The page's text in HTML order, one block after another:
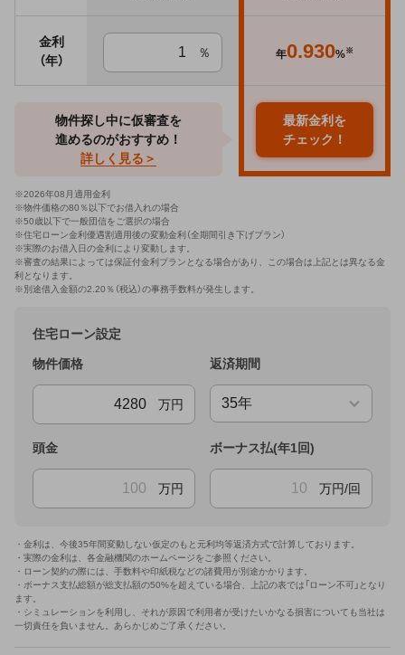
金利
（年）
％ 年0.930%※
最新金利を
チェック！
物件探し中に仮審査を
進めるのがおすすめ！
詳しく見る＞
※2026年08月適用金利
※物件価格の80％以下でお借入れの場合
※50歳以下で一般団信をご選択の場合
※住宅ローン金利優遇割適用後の変動金利（全期間引き下げプラン）
※実際のお借入日の金利により変動します。
※審査の結果によっては保証付金利プランとなる場合があり、この場合は上記とは異なる金
利となります。
※別途借入金額の2.20％（税込）の事務手数料が発生します。
住宅ローン設定
物件価格
万円
返済期間
頭金
万円
ボーナス払(年1回)
万円/回
・金利は、今後35年間変動しない仮定のもと元利均等返済方式で計算しております。
・実際の金利は、各金融機関のホームページをご参照ください。
・ローン契約の際には、手数料や印紙税などの諸費用が別途かかります。
・ボーナス支払総額が総支払額の50%を超えている場合、上記の表では「ローン不可」となり
ます。
・シミュレーションを利用し、それが原因で利用者が受けたいかなる損害についても当社は
一切責任を負いません。あらかじめご了承ください。